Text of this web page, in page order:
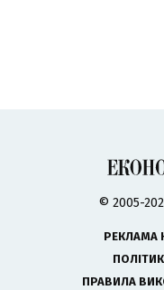
© 2005-
РЕКЛАМА
ПРАВИЛА